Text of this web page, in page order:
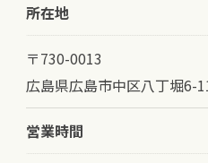
所在地
〒730-0013
広島県広島市中区八丁堀6-
営業時間